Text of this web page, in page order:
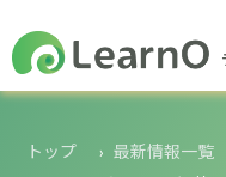
トップ
最新情報一覧